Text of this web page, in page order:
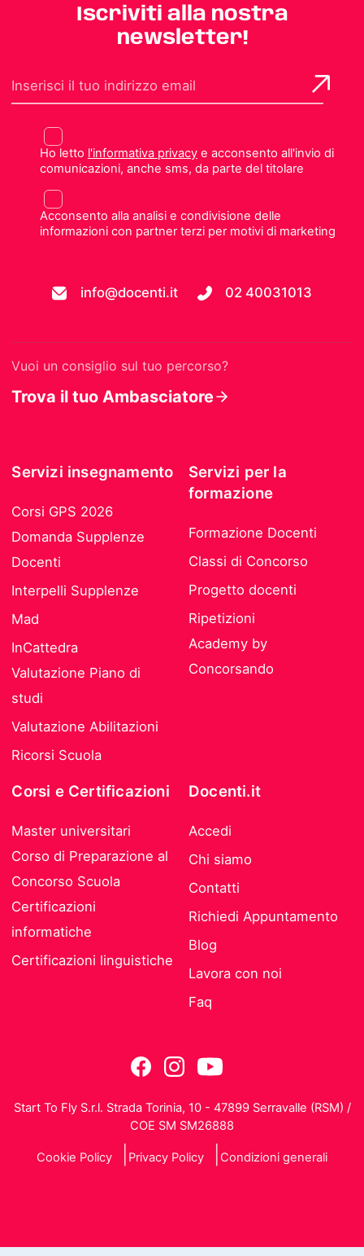
Iscriviti alla nostra
newsletter!
Ho letto l'informativa privacye acconsento all'invio di
comunicazioni, anche sms, da parte del titolare
Acconsento alla analisi e condivisione delle
informazioni con partner terzi per motivi di marketing
info@docenti.it 02 40031013
Vuoi un consiglio sul tuo percorso?
Trova il tuo Ambasciatore
Servizi insegnamento
Corsi GPS 2026
Domanda Supplenze
Docenti
Interpelli Supplenze
Mad
InCattedra
Valutazione Piano di
studi
Valutazione Abilitazioni
Ricorsi Scuola
Servizi per la
formazione
Formazione Docenti
Classi di Concorso
Progetto docenti
Ripetizioni
Academy by
Concorsando
Corsi e Certificazioni
Master universitari
Corso di Preparazione al
Concorso Scuola
Certificazioni
informatiche
Certificazioni linguistiche
Docenti.it
Accedi
Chi siamo
Contatti
Richiedi Appuntamento
Blog
Lavora con noi
Faq
Start To Fly S.r.l. Strada Torinia, 10 - 47899 Serravalle (RSM) /
COE SM SM26888
Cookie Policy Privacy Policy Condizioni generali